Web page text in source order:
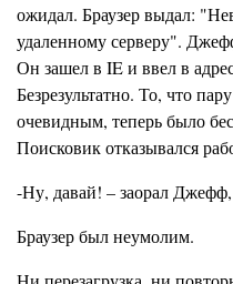
ожидал. Браузер выдал:
удаленному серверу".
Он зашел в IE и ввел в
Безрезультатно. То, что
очевидным, теперь было
Поисковик отказывался
-Ну, давай! – заорал Джефф,
Браузер был неумолим.